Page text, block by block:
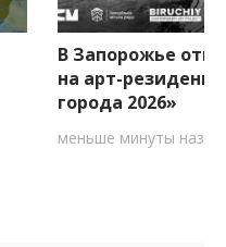
В Запорожье
на арт-
города 2026»
меньше минуты назад